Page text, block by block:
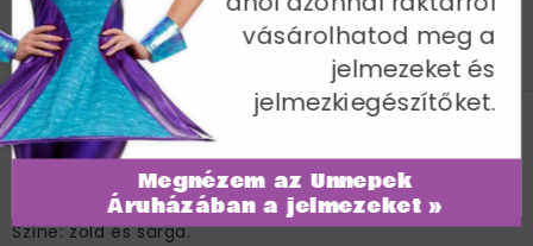
JELLEMZŐK SZÁLLÍTÁS
Zöld-Sárga Disney Aladdin Jázmin
Hercegnő Jelmez Kislányoknak - T2
A jelmez tartalma: overál.
Színe: zöld és sárga.
Megnézem az Ünnepek
Áruházában a jelmezeket »
vásárolhatod meg a
jelmezeket és
jelmezkiegészítőket.